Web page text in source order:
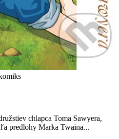
chlapca Toma Sawyera,
predlohy Marka Twaina...